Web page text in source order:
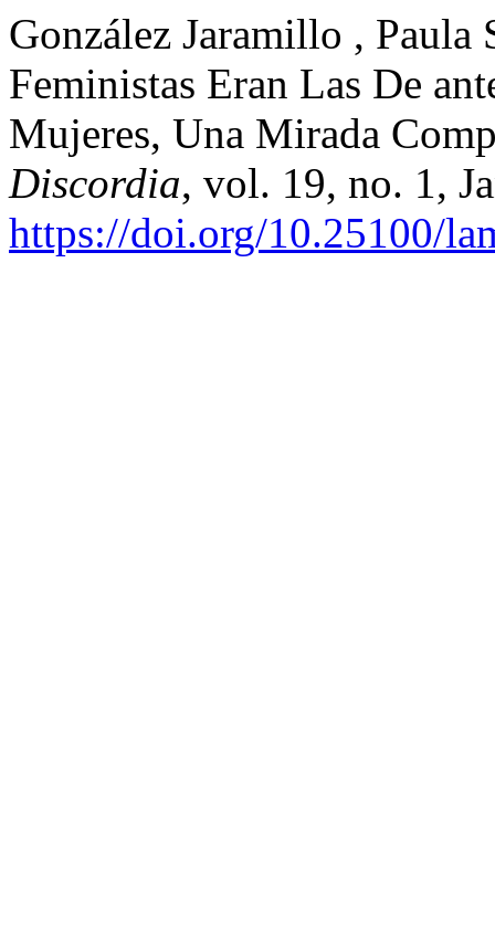
González Jaramillo , Paula
Feministas Eran Las De
Mujeres, Una Mirada
Discordia, vol. 19, no. 1,
https://doi.org/10.25100/